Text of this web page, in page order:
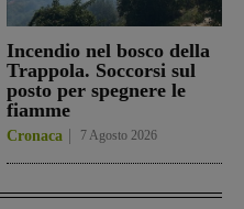
Incendio nel bosco della
Trappola. Soccorsi sul
posto per spegnere le
fiamme
Cronaca 7 Agosto 2026